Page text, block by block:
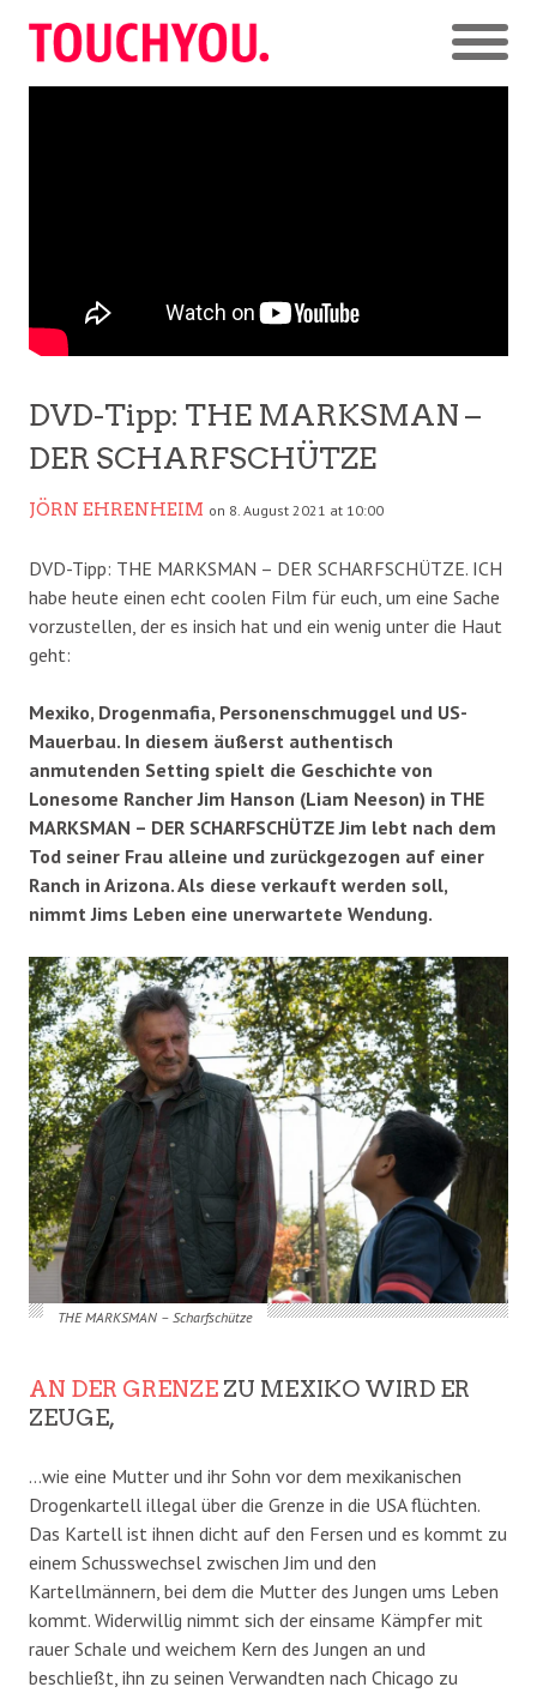
DVD-Tipp: THE MARKSMAN –
DER SCHARFSCHÜTZE
JÖRN EHRENHEIM on 8. August 2021 at 10:00
DVD-Tipp: THE MARKSMAN – DER SCHARFSCHÜTZE. ICH
habe heute einen echt coolen Film für euch, um eine Sache
vorzustellen, der es insich hat und ein wenig unter die Haut
geht:
Mexiko, Drogenmafia, Personenschmuggel und US-
Mauerbau. In diesem äußerst authentisch
anmutenden Setting spielt die Geschichte von
Lonesome Rancher Jim Hanson (Liam Neeson) in THE
MARKSMAN – DER SCHARFSCHÜTZE Jim lebt nach dem
Tod seiner Frau alleine und zurückgezogen auf einer
Ranch in Arizona. Als diese verkauft werden soll,
nimmt Jims Leben eine unerwartete Wendung.
THE MARKSMAN – Scharfschütze
AN DER GRENZE ZU MEXIKO WIRD ER
ZEUGE,
…wie eine Mutter und ihr Sohn vor dem mexikanischen
Drogenkartell illegal über die Grenze in die USA flüchten.
Das Kartell ist ihnen dicht auf den Fersen und es kommt zu
einem Schusswechsel zwischen Jim und den
Kartellmännern, bei dem die Mutter des Jungen ums Leben
kommt. Widerwillig nimmt sich der einsame Kämpfer mit
rauer Schale und weichem Kern des Jungen an und
beschließt, ihn zu seinen Verwandten nach Chicago zu